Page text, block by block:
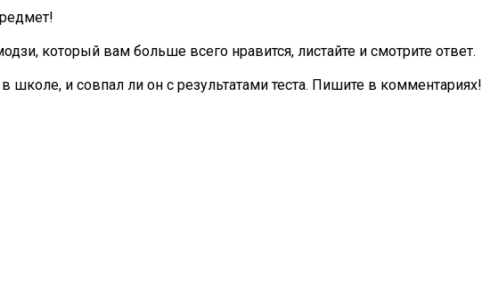
который вам больше всего нравится, листайте и смотрите ответ.
и совпал ли он с результатами теста. Пишите в комментариях!